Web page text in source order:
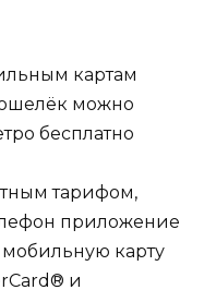
картам
можно
бесплатно
тарифом,
приложение
карту
и